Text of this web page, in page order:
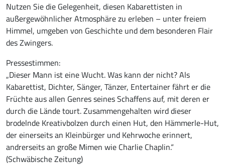
Nutzen Sie die Gelegenheit, diesen Kabarettisten in
außergewöhnlicher Atmosphäre zu erleben – unter freiem
Himmel, umgeben von Geschichte und dem besonderen Flair
des Zwingers.
Pressestimmen:
„Dieser Mann ist eine Wucht. Was kann der nicht? Als
Kabarettist, Dichter, Sänger, Tänzer, Entertainer fährt er die
Früchte aus allen Genres seines Schaffens auf, mit deren er
durch die Lände tourt. Zusammengehalten wird dieser
brodelnde Kreativbolzen durch einen Hut, den Hämmerle-Hut,
der einerseits an Kleinbürger und Kehrwoche erinnert,
andrerseits an große Mimen wie Charlie Chaplin.“
(Schwäbische Zeitung)